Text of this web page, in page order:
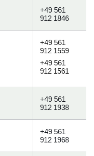
+49 561
912 1846
+49 561
912 1559
+49 561
912 1561
+49 561
912 1938
+49 561
912 1968